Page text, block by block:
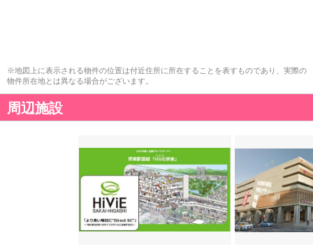
※地図上に表示される物件の位置は付近住所に所在することを表すものであり、実際の
物件所在地とは異なる場合がございます。
周辺施設